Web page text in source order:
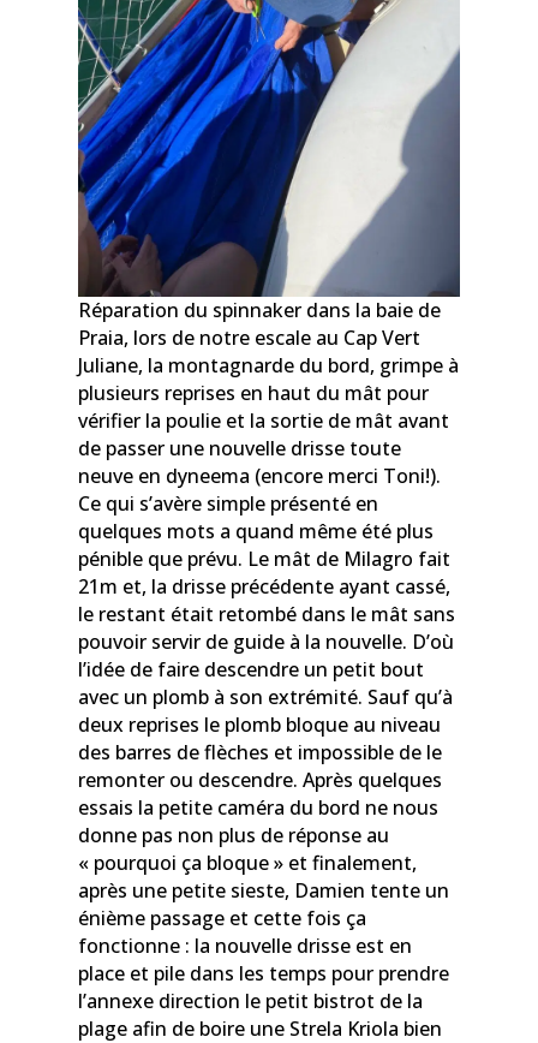
Réparation du spinnaker dans la baie de
Praia, lors de notre escale au Cap Vert
Juliane, la montagnarde du bord, grimpe à
plusieurs reprises en haut du mât pour
vérifier la poulie et la sortie de mât avant
de passer une nouvelle drisse toute
neuve en dyneema (encore merci Toni!).
Ce qui s’avère simple présenté en
quelques mots a quand même été plus
pénible que prévu. Le mât de Milagro fait
21m et, la drisse précédente ayant cassé,
le restant était retombé dans le mât sans
pouvoir servir de guide à la nouvelle. D’où
l’idée de faire descendre un petit bout
avec un plomb à son extrémité. Sauf qu’à
deux reprises le plomb bloque au niveau
des barres de flèches et impossible de le
remonter ou descendre. Après quelques
essais la petite caméra du bord ne nous
donne pas non plus de réponse au
« pourquoi ça bloque » et finalement,
après une petite sieste, Damien tente un
énième passage et cette fois ça
fonctionne : la nouvelle drisse est en
place et pile dans les temps pour prendre
l’annexe direction le petit bistrot de la
plage afin de boire une Strela Kriola bien